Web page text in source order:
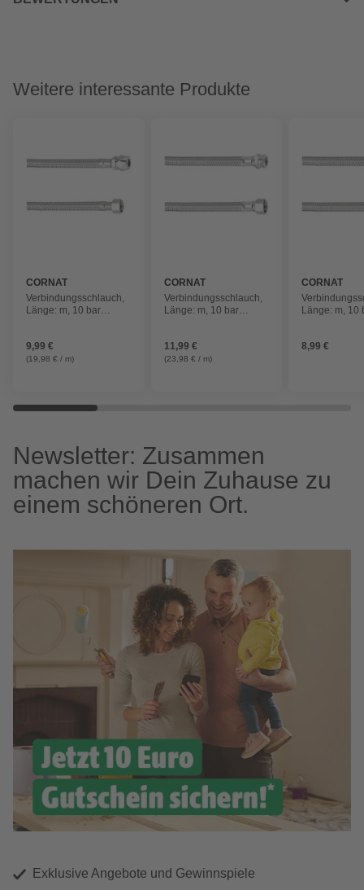
Weitere interessante Produkte
CORNAT
Verbindungsschlauch,
Länge: m, 10 bar
9,99 €
(19,98 € / m)
CORNAT
Verbindungsschlauch,
Länge: m, 10 bar
11,99 €
(23,98 € / m)
CORNAT
Länge: m, 10
8,99 €
Newsletter: Zusammen
machen wir Dein Zuhause zu
einem schöneren Ort.
Exklusive Angebote und Gewinnspiele